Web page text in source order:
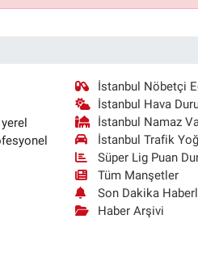
İstanbul Nöbetçi
İstanbul Hava
İstanbul Namaz
İstanbul Trafik
Süper Lig Puan
Tüm Manşetler
Son Dakika
Haber Arşivi